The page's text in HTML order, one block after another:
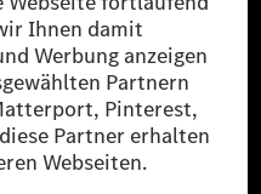
Bestandteil von MB.CHARGE
Sofern an der jeweiligen
Energien vorliegt,
Diese stellen
Public eine äquivalente
ins Stromnetz eingespeist wird.
Solarkraftanlagen, die jünger